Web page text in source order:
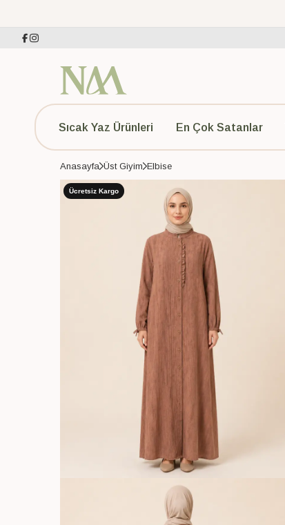
Sıcak Yaz Ürünleri En Çok Satanlar
Anasayfa Üst Giyim Elbise
Ücretsiz Kargo